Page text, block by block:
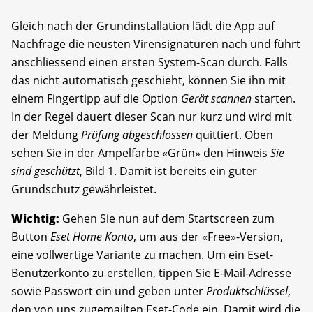
Gleich nach der Grundinstallation lädt die App auf
Nachfrage die neusten Virensignaturen nach und führt
anschliessend einen ersten System-Scan durch. Falls
das nicht automatisch geschieht, können Sie ihn mit
einem Fingertipp auf die Option Gerät scannenstarten.
In der Regel dauert dieser Scan nur kurz und wird mit
der MeldungPrüfung abgeschlossen quittiert. Oben
sehen Sie in der Ampelfarbe «Grün» den Hinweis Sie
sind geschützt, Bild 1. Damit ist bereits ein guter
Grundschutz gewährleistet.
Wichtig: Gehen Sie nun auf dem Startscreen zum
Button Eset Home Konto, um aus der «Free»-Version,
eine vollwertige Variante zu machen. Um ein Eset-
Benutzerkonto zu erstellen, tippen Sie E-Mail-Adresse
sowie Passwort ein und geben unterProduktschlüssel,